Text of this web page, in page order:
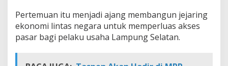
Pertemuan itu menjadi ajang membangun jejaring
ekonomi lintas negara untuk memperluas akses
pasar bagi pelaku usaha Lampung Selatan.